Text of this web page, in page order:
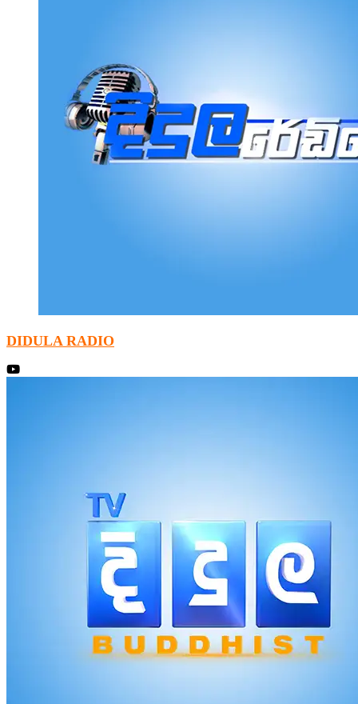
DIDULA RADIO